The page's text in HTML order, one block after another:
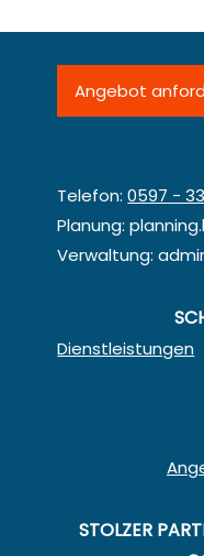
Angebot
Telefon:0597 -
Planung:
Verwaltung:
Dienstleistungen
STOLZER